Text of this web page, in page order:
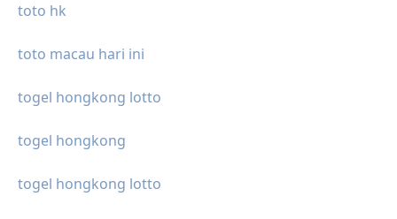
toto hk
toto macau hari ini
togel hongkong lotto
togel hongkong
togel hongkong lotto